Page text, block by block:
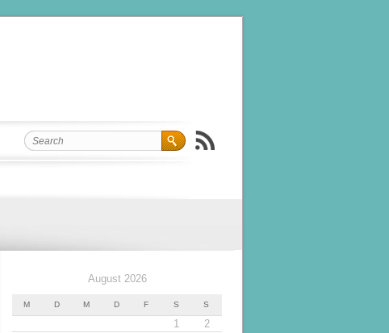
August 2026
M D M D F S S
1
2